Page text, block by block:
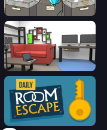
Stealing the Diamond
Video Studio Escape
Daily Room Escape